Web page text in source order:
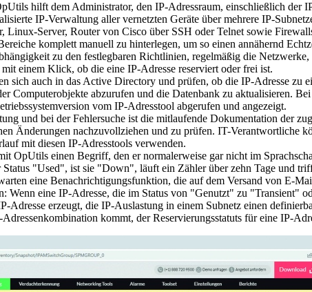
hilft dem Administrator, den IP-Adressraum, einschließlich der
IP-Verwaltung aller vernetzten Geräte über mehrere IP-
Linux-Server, Router von Cisco über SSH oder Telnet sowie
komplett manuell zu hinterlegen, um so einen annähernd
zu den festlegbaren Richtlinien, regelmäßig die
einem Klick, ob die eine IP-Adresse reserviert oder frei ist.
sich auch in das Active Directory und prüfen, ob die IP-Adresse
Computerobjekte abzurufen und die Datenbank zu aktualisieren.
vom IP-Adresstool abgerufen und angezeigt.
und bei der Fehlersuche ist die mitlaufende Dokumentation der
Änderungen nachzuvollziehen und zu prüfen. IT-Verantwortliche
mit diesen IP-Adresstools verwenden.
OpUtils einen Begriff, den er normalerweise gar nicht im
"Used", ist sie "Down", läuft ein Zähler über zehn Tage und
eine Benachrichtigungsfunktion, die auf dem Versand von E-
Wenn eine IP-Adresse, die im Status von "Genutzt" zu
Adresse erzeugt, die IP-Auslastung in einem Subnetz einen
kommt, der Reservierungsstatuts für eine IP-